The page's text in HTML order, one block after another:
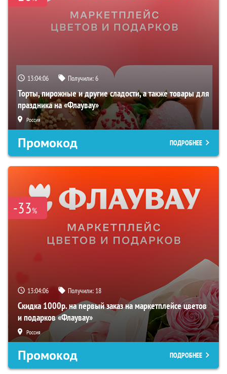
13:04:06 Получили:6
Торты, пирожные и другие сладости, а также товары для
праздника на «Флаувау»
Россия
Промокод ПОДРОБНЕЕ
-33%
13:04:06 Получили: 18
Скидка 1000р. на первый заказ на маркетплейсе цветов
и подарков «Флаувау»
Россия
Промокод ПОДРОБНЕЕ